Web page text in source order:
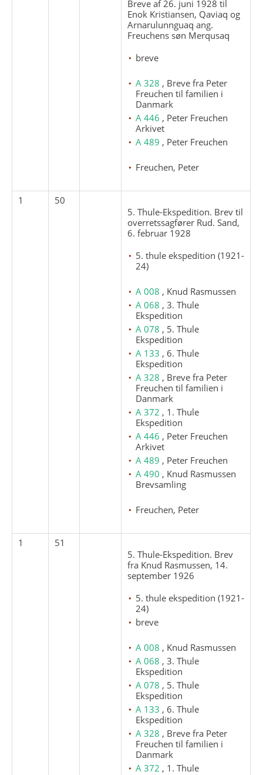
Breve af 26. juni 1928 til
Enok Kristiansen, Qaviaq og
Arnarulunnguaq ang.
Freuchens søn Merqusaq
breve
A 328 , Breve fra Peter
Freuchen til familien i
Danmark
A 446 , Peter Freuchen
Arkivet
A 489 , Peter Freuchen
Freuchen, Peter
1
50
5. Thule-Ekspedition. Brev til
overretssagfører Rud. Sand,
6. februar 1928
5. thule ekspedition (1921-
24)
A 008 , Knud Rasmussen
A 068 , 3. Thule
Ekspedition
A 078 , 5. Thule
Ekspedition
A 133 , 6. Thule
Ekspedition
A 328 , Breve fra Peter
Freuchen til familien i
Danmark
A 372 , 1. Thule
Ekspedition
A 446 , Peter Freuchen
Arkivet
A 489 , Peter Freuchen
A 490 , Knud Rasmussen
Brevsamling
Freuchen, Peter
1
51
5. Thule-Ekspedition. Brev
fra Knud Rasmussen, 14.
september 1926
5. thule ekspedition (1921-
24)
breve
A 008 , Knud Rasmussen
A 068 , 3. Thule
Ekspedition
A 078 , 5. Thule
Ekspedition
A 133 , 6. Thule
Ekspedition
A 328 , Breve fra Peter
Freuchen til familien i
Danmark
A 372 , 1. Thule